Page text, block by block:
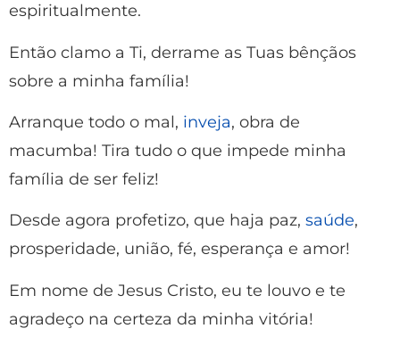
espiritualmente.
Então clamo a Ti, derrame as Tuas bênçãos
sobre a minha família!
Arranque todo o mal, inveja, obra de
macumba! Tira tudo o que impede minha
família de ser feliz!
Desde agora profetizo, que haja paz, saúde,
prosperidade, união, fé, esperança e amor!
Em nome de Jesus Cristo, eu te louvo e te
agradeço na certeza da minha vitória!